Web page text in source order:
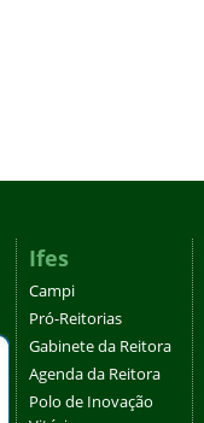
Ifes
Campi
Pró-Reitorias
Gabinete da Reitora
Agenda da Reitora
Polo de Inovação